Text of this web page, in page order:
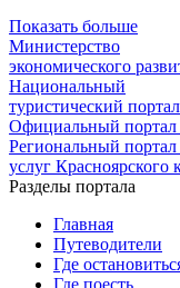
Показать больше
Министерство
экономического
Национальный
туристический портал
Официальный портал
Региональный
услуг Красноярского
Разделы портала
Главная
Путеводители
Где
Где поесть